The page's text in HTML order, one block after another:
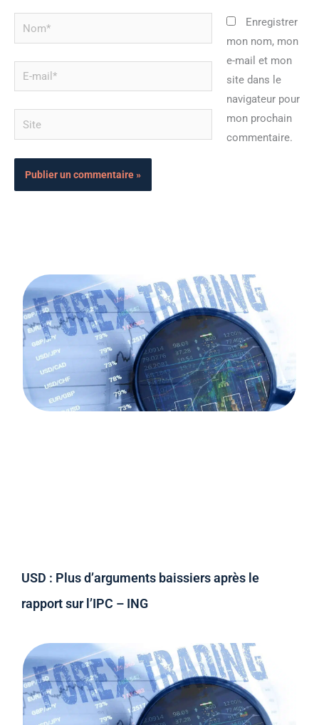
Nom*
mail*
Site
Enregistrer
mon nom, mon
e-mail et mon
site dans le
navigateur pour
mon prochain
commentaire.
USD : Plus d’arguments baissiers après le
rapport sur l’IPC – ING